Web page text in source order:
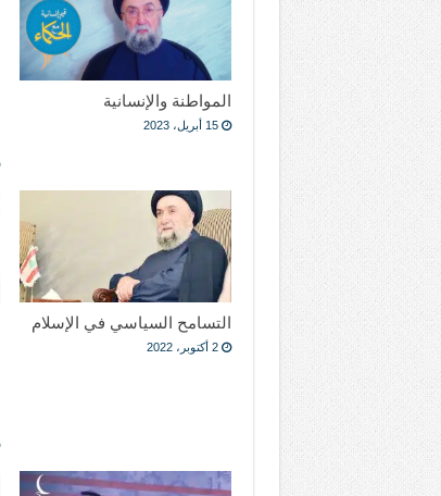
المواطنة والإنسانية
15 أبريل، 2023
التسامح السياسي في الإسلام
2 أكتوبر، 2022